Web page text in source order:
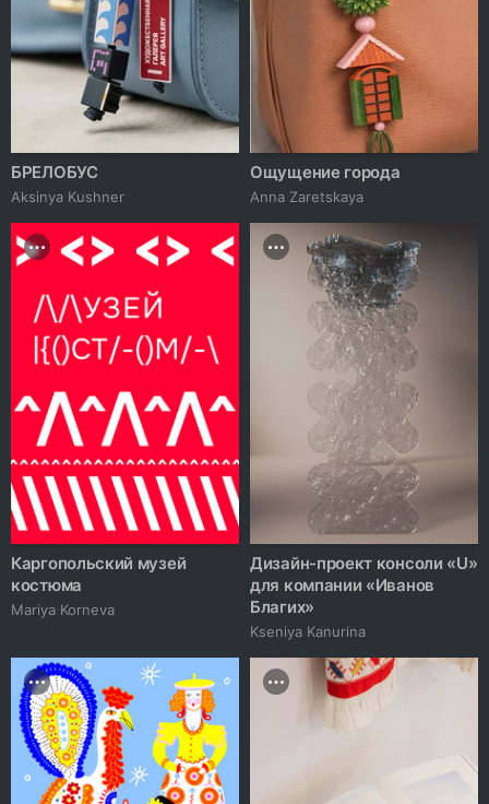
БРЕЛОБУС
Aksinya Kushner
Ощущение города
Anna Zaretskaya
Каргопольский музей
костюма
Mariya Korneva
Дизайн-проект консоли «U»
для компании «Иванов
Благих»
Kseniya Kanurina